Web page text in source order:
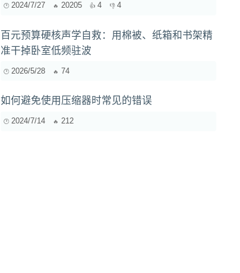
2024/7/27 20205 4 4
百元预算硬核声学自救：用棉被、纸箱和书架精
准干掉卧室低频驻波
2026/5/28 74
如何避免使用压缩器时常见的错误
2024/7/14 212